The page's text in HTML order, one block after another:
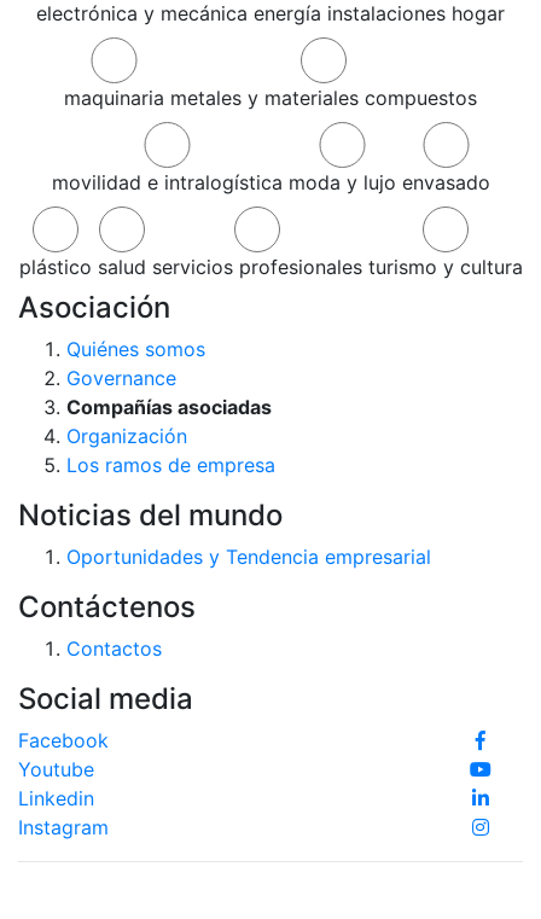
electrónica y mecánica energía instalaciones hogar
maquinaria metales y materiales compuestos
movilidad e intralogística moda y lujo envasado
plástico salud servicios profesionales turismo y cultura
Asociación
Quiénes somos
Governance
Compañías asociadas
Organización
Los ramos de empresa
Noticias del mundo
Oportunidades y Tendencia empresarial
Contáctenos
Contactos
Social media
Facebook
Youtube
Linkedin
Instagram